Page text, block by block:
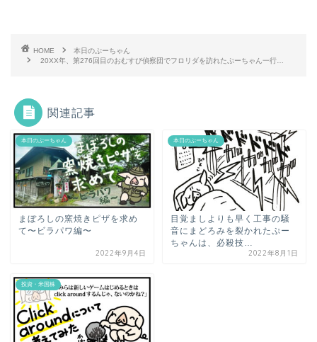
HOME
本日のぷーちゃん
20XX年、第276回目のおむすび偵察団でフロリダを訪れたぷーちゃん一行…
関連記事
本日のぷーちゃん
まぼろしの窯焼きピザを求め
て〜ビラパワ編〜
2022年9月4日
本日のぷーちゃん
目覚ましよりも早く工事の騒
音にまどろみを裂かれたぷー
ちゃんは、必殺技…
2022年8月1日
投資・米国株